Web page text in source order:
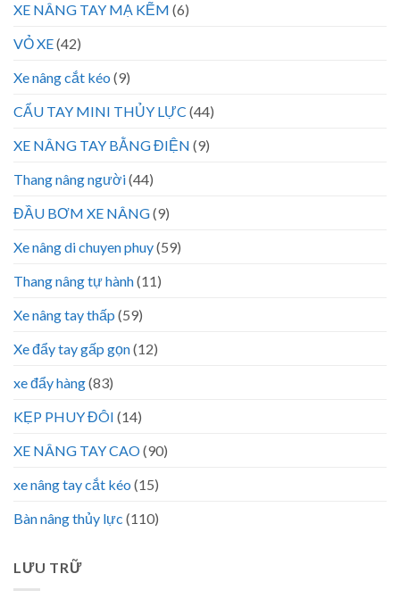
XE NÂNG TAY MẠ KẼM (6)
VỎ XE(42)
Xe nâng cắt kéo (9)
CẨU TAY MINI THỦY LỰC (44)
XE NÂNG TAY BẰNG ĐIỆN (9)
Thang nâng người(44)
ĐẦU BƠM XE NÂNG(9)
Xe nâng di chuyen phuy(59)
Thang nâng tự hành(11)
Xe nâng tay thấp (59)
Xe đẩy tay gấp gọn(12)
xe đẩy hàng(83)
KẸP PHUY ĐÔI (14)
XE NÂNG TAY CAO(90)
xe nâng tay cắt kéo (15)
Bàn nâng thủy lực (110)
LƯU TRỮ